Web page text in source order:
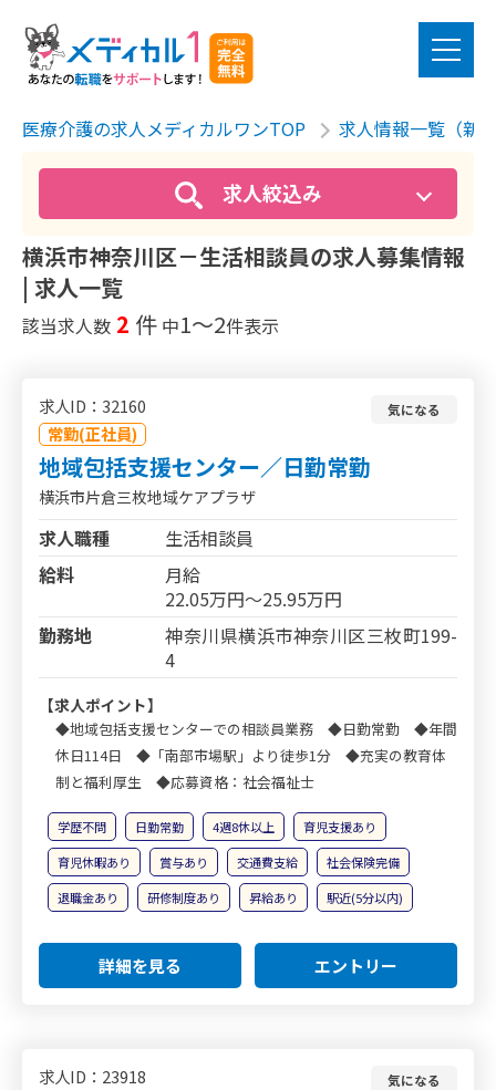
医療介護の求人メディカルワンTOP 求人情報一覧（新
求人絞込み
横浜市神奈川区－生活相談員の求人募集情報
| 求人一覧
該当求人数 2 件 中1〜2件表示
求人ID：32160
常勤(正社員)
気になる
地域包括支援センター／日勤常勤
横浜市片倉三枚地域ケアプラザ
求人職種
生活相談員
給料
月給
22.05万円～25.95万円
勤務地
神奈川県横浜市神奈川区三枚町199-
4
【求人ポイント】
◆地域包括支援センターでの相談員業務 ◆日勤常勤 ◆年間
休日114日 ◆「南部市場駅」より徒歩1分 ◆充実の教育体
制と福利厚生 ◆応募資格：社会福祉士
学歴不問 日勤常勤 4週8休以上
育児支援あり
育児休暇あり
賞与あり 交通費支給
社会保険完備
退職金あり
研修制度あり 昇給あり 駅近(5分以内)
詳細を見る エントリー
求人ID：23918
気になる